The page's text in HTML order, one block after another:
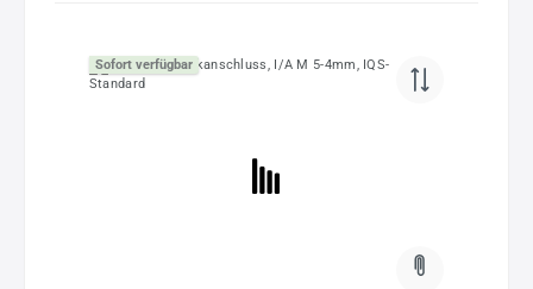
Sofort verfügbar